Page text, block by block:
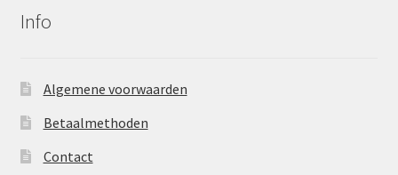
Info
Algemene voorwaarden
Betaalmethoden
Contact